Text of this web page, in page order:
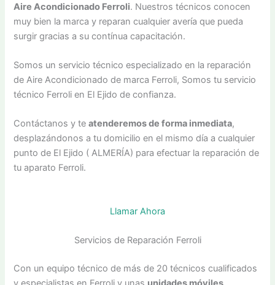
Aire Acondicionado Ferroli. Nuestros técnicos conocen
muy bien la marca y reparan cualquier avería que pueda
surgir gracias a su contínua capacitación.
Somos un servicio técnico especializado en la reparación
de Aire Acondicionado de marca Ferroli, Somos tu servicio
técnico Ferroli en El Ejido de confianza.
Contáctanos y teatenderemos de forma inmediata,
desplazándonos a tu domicilio en el mismo día a cualquier
punto de El Ejido ( ALMERÍA) para efectuar la reparación de
tu aparato Ferroli.
Llamar Ahora
Servicios de Reparación Ferroli
Con un equipo técnico de más de 20 técnicos cualificados